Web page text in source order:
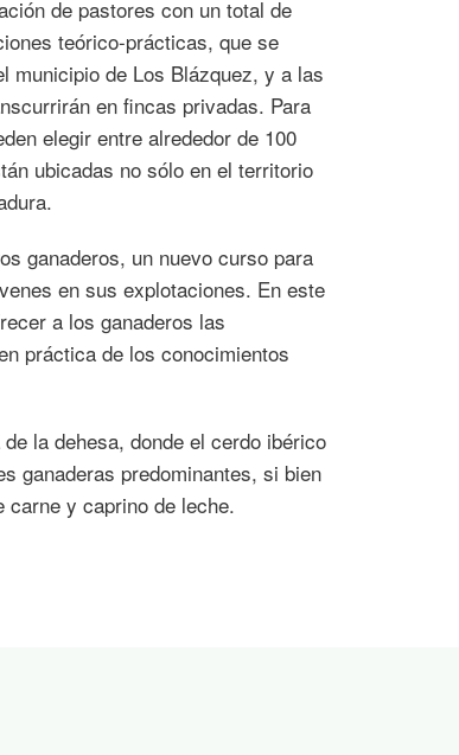
de pastores con un total de
teórico-prácticas, que se
municipio de Los Blázquez, y a las
en fincas privadas. Para
elegir entre alrededor de 100
ubicadas no sólo en el territorio
ganaderos, un nuevo curso para
en sus explotaciones. En este
a los ganaderos las
práctica de los conocimientos
la dehesa, donde el cerdo ibérico
ganaderas predominantes, si bien
y caprino de leche.